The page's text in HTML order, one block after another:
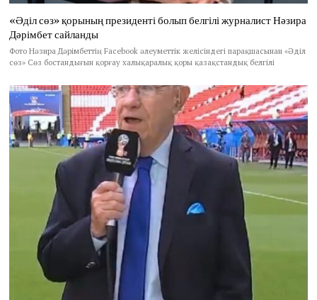
«Әділ сөз» қорының президенті болып белгілі журналист Нәзира
Дәрімбет сайланды
Фото Нәзира Дәрімбеттің Facebook әлеуметтік желісіндегі парақшасынан «Әділ
сөз» Сөз бостандығын қорғау халықаралық қоры қазақстандық белгілі